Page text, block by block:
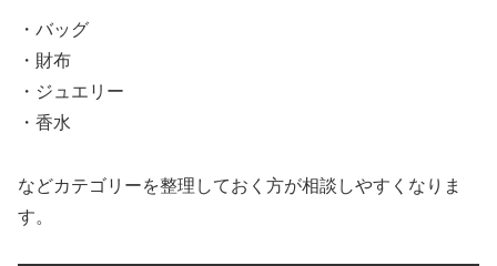
・バッグ
・財布
・ジュエリー
・香水
などカテゴリーを整理しておく方が相談しやすくなりま
す。